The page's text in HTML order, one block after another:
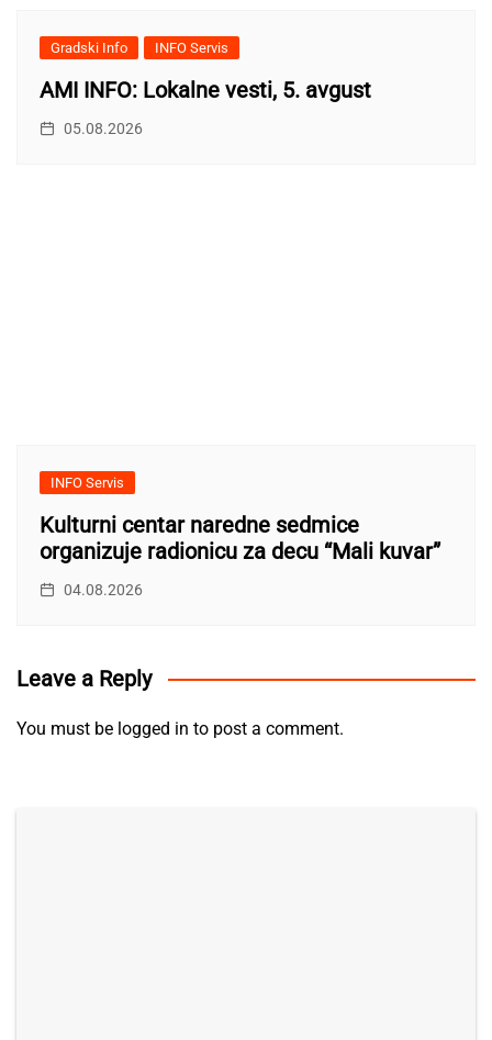
Gradski Info INFO Servis
AMI INFO: Lokalne vesti, 5. avgust
05.08.2026
INFO Servis
Kulturni centar naredne sedmice
organizuje radionicu za decu “Mali kuvar”
04.08.2026
Leave a Reply
You must be logged in to post a comment.